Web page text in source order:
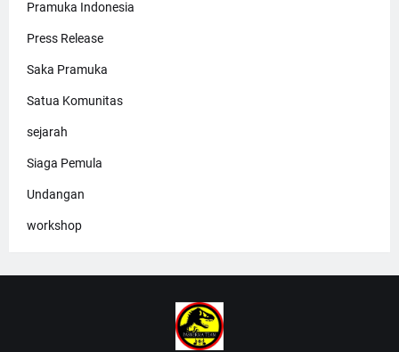
Pramuka Indonesia
Press Release
Saka Pramuka
Satua Komunitas
sejarah
Siaga Pemula
Undangan
workshop